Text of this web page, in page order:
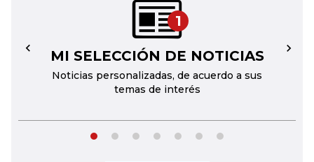
1
MI SELECCIÓN DE NOTICIAS
Noticias personalizadas, de acuerdo a sus
temas de interés
← →